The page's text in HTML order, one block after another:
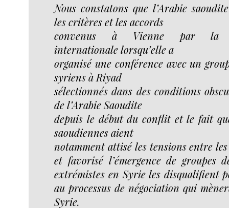
Nous constatons que l’Arabie
les critères et les accords
convenus à Vienne par la
internationale lorsqu’elle a
organisé une conférence avec un
syriens à Riyad
sélectionnés dans des conditions
de l’Arabie Saoudite
depuis le début du conflit et le fait
saoudiennes aient
notamment attisé les tensions entre
et favorisé l’émergence de groupes
extrémistes en Syrie les disqualifient
au processus de négociation qui
Syrie.